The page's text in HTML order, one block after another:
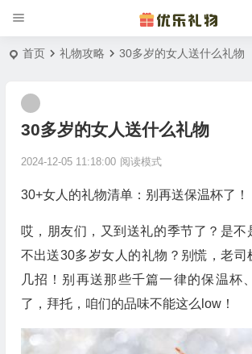
首页 礼物攻略 30多岁的女人送什么礼物
30多岁的女人送什么礼物
2024-12-05 11:18:00 阅读模式
30+女人的礼物清单：别再送保温杯了！
哎，朋友们，又到送礼的季节了？是不
不出送30多岁女人的礼物？别慌，老司
几招！别再送那些千篇一律的保温杯
了，拜托，咱们的品味不能这么low！